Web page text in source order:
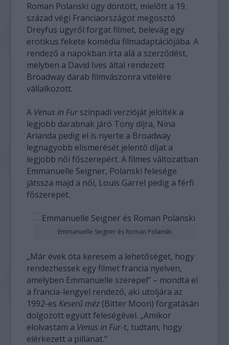
Roman Polanski úgy döntött, mielőtt a 19.
század végi Franciaországot megosztó
Dreyfus ügyről forgat filmet, belevág egy
erotikus fekete komédia filmadaptációjába. A
rendező a napokban írta alá a szerződést,
melyben a David Ives által rendezett
Broadway darab filmvászonra vitelére
vállalkozott.
A Venus in Furszínpadi verzióját jelölték a
legjobb darabnak járó Tony díjra, Nina
Arianda pedig el is nyerte a Broadway
legnagyobb elismerését jelentő díjat a
legjobb női főszerepért. A filmes változatban
Emmanuelle Seigner, Polanski felesége
játssza majd a női, Louis Garrel pedig a férfi
főszerepet.
Emmanuelle Seigner és Roman Polanski
„Már évek óta keresem a lehetőséget, hogy
rendezhessek egy filmet francia nyelven,
amelyben Emmanuelle szerepel” – mondta el
a francia-lengyel rendező, aki utoljára az
1992-es Keserű méz (Bitter Moon) forgatásán
dolgozott együtt feleségével. „Amikor
elolvastam a Venus in Fur-t, tudtam, hogy
elérkezett a pillanat."